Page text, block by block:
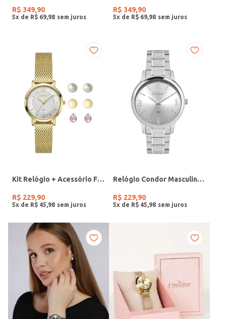
R$ 349,90
5x de R$ 69 98
R$ 349,90
5x de R$ 69 98
Kit Relógio + Acessório Feminino DOURADO
R$ 229,90
5x de R$ 45 98
Relógio Condor Masculino PRATA
R$ 229,90
5x de R$ 45 98